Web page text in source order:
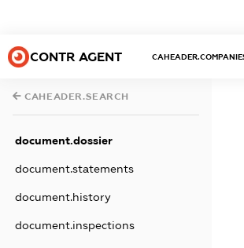
CONTR AGENT
CAHEADER.SEARCH
document.dossier
document.statements
document.history
document.inspections